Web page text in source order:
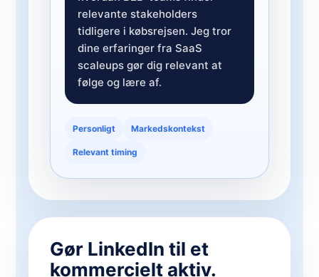
relevante stakeholders
tidligere i købsrejsen. Jeg tror
dine erfaringer fra SaaS
scaleups gør dig relevant at
følge og lære af.
Personligt Markedskontekst
Relevant timing
Gør LinkedIn til et
kommercielt aktiv.